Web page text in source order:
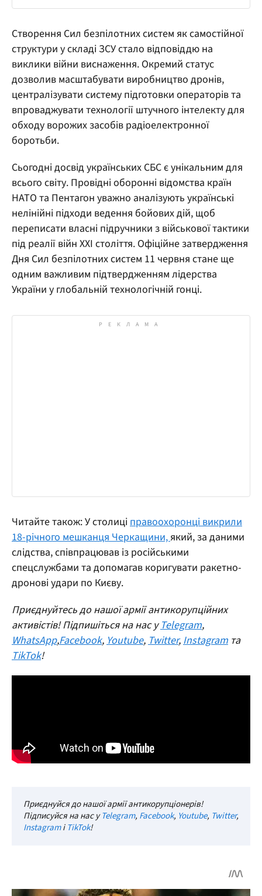
Створення Сил безпілотних систем як самостійної
структури у складі ЗСУ стало відповіддю на
виклики війни виснаження. Окремий статус
дозволив масштабувати виробництво дронів,
централізувати систему підготовки операторів та
впроваджувати технології штучного інтелекту для
обходу ворожих засобів радіоелектронної
боротьби.
Сьогодні досвід українських СБС є унікальним для
всього світу. Провідні оборонні відомства країн
НАТО та Пентагон уважно аналізують українські
нелінійні підходи ведення бойових дій, щоб
переписати власні підручники з військової тактики
під реалії війн XXI століття. Офіційне затвердження
Дня Сил безпілотних систем 11 червня стане ще
одним важливим підтвердженням лідерства
України у глобальній технологічній гонці.
Читайте також: У столиціправоохоронці викрили
18-річного мешканця Черкащини,який, за даними
слідства, співпрацював із російськими
спецслужбами та допомагав коригувати ракетно-
дронові удари по Києву.
Приєднуйтесь до нашої армії антикорупційних
активістів! Підпишіться на нас уTelegram,
WhatsApp,Facebook,Youtube,Twitter,Instagram та
TikTok!
Приєднуйся до нашої армії антикорупціонерів!
Підписуйся на нас уTelegram, Facebook, Youtube, Twitter,
InstagramіTikTok!